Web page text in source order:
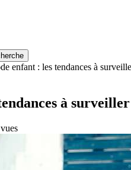
enfant : les tendances à
à surveiller
vues